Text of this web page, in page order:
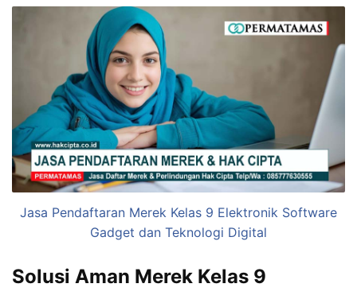
Jasa Pendaftaran Merek Kelas 9 Elektronik Software
Gadget dan Teknologi Digital
Solusi Aman Merek Kelas 9